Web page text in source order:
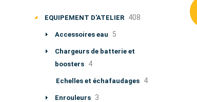
EQUIPEMENT D'ATELIER 408
Accessoires eau 5
Chargeurs de batterie et
boosters 4
Echelles et échafaudages 4
Enrouleurs 3